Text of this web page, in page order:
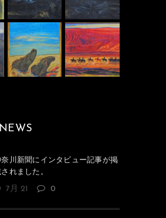
奈川新聞にインタビュー記事が掲
れました。
7月 21 0